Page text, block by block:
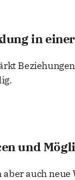
in
und
auch